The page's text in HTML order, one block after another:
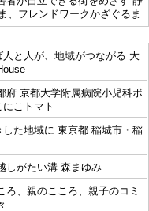
、フレンドワークかざぐるま
と人が、地域がつながる 大
府 京都大学附属病院小児科ボ
こトマト
た地域に 東京都 稲城市・稲
しがたい溝 森まゆみ
ろ、親のこころ、親子のコミ